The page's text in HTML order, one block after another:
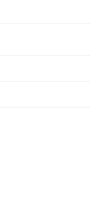
une
: nouveauté,